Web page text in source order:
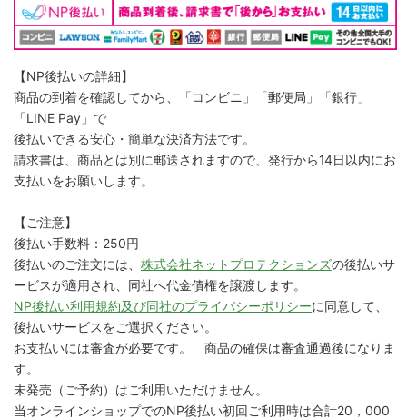
【NP後払いの詳細】
商品の到着を確認してから、「コンビニ」「郵便局」「銀行」
「LINE Pay」で
後払いできる安心・簡単な決済方法です。
請求書は、商品とは別に郵送されますので、発行から14日以内にお
支払いをお願いします。
【ご注意】
後払い手数料：250円
後払いのご注文には、 株式会社ネットプロテクションズの後払いサ
ービスが適用され、同社へ代金債権を譲渡します。
NP後払い利用規約及び同社のプライバシーポリシーに同意して、
後払いサービスをご選択ください。
お支払いには審査が必要です。 商品の確保は審査通過後になりま
す。
未発売（ご予約）はご利用いただけません。
当オンラインショップでのNP後払い初回ご利用時は合計20，000